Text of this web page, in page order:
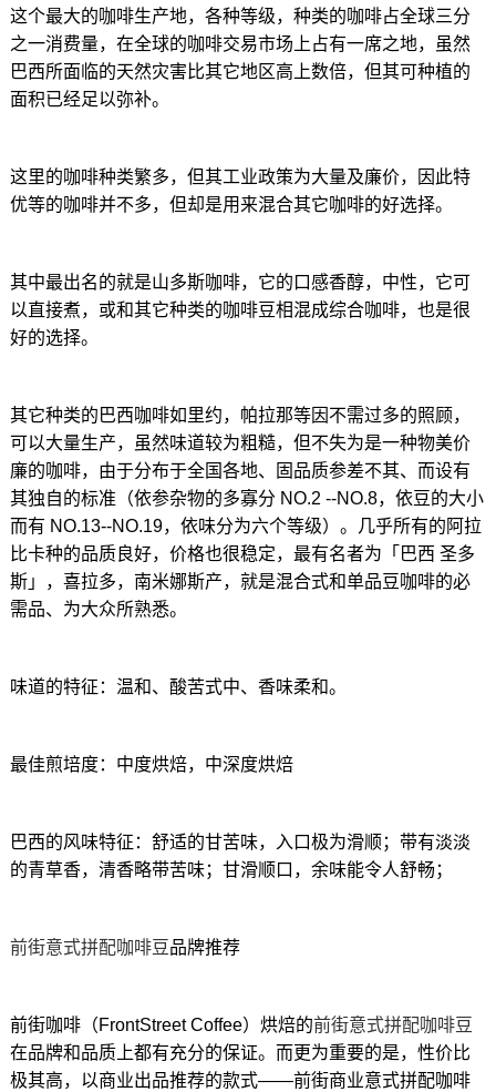
这个最大的咖啡生产地，各种等级，种类的咖啡占全球三分
之一消费量，在全球的咖啡交易市场上占有一席之地，虽然
巴西所面临的天然灾害比其它地区高上数倍，但其可种植的
面积已经足以弥补。
这里的咖啡种类繁多，但其工业政策为大量及廉价，因此特
优等的咖啡并不多，但却是用来混合其它咖啡的好选择。
其中最出名的就是山多斯咖啡，它的口感香醇，中性，它可
以直接煮，或和其它种类的咖啡豆相混成综合咖啡，也是很
好的选择。
其它种类的巴西咖啡如里约，帕拉那等因不需过多的照顾，
可以大量生产，虽然味道较为粗糙，但不失为是一种物美价
廉的咖啡，由于分布于全国各地、固品质参差不其、而设有
其独自的标准（依参杂物的多寡分 NO.2 --NO.8，依豆的大小
而有 NO.13--NO.19，依味分为六个等级）。几乎所有的阿拉
比卡种的品质良好，价格也很稳定，最有名者为「巴西 圣多
斯」，喜拉多，南米娜斯产，就是混合式和单品豆咖啡的必
需品、为大众所熟悉。
味道的特征：温和、酸苦式中、香味柔和。
最佳煎培度：中度烘焙，中深度烘焙
巴西的风味特征：舒适的甘苦味，入口极为滑顺；带有淡淡
的青草香，清香略带苦味；甘滑顺口，余味能令人舒畅；
前街意式拼配咖啡豆 品牌推荐
前街咖啡（FrontStreet Coffee）烘焙的前街意式拼配咖啡豆
在品牌和品质上都有充分的保证。而更为重要的是，性价比
极其高，以商业出品推荐的款式——前街商业意式拼配咖啡